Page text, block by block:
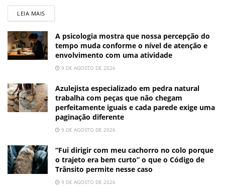
LEIA MAIS
A psicologia mostra que nossa percepção do
tempo muda conforme o nível de atenção e
envolvimento com uma atividade
9 DE AGOSTO DE 2026
Azulejista especializado em pedra natural
trabalha com peças que não chegam
perfeitamente iguais e cada parede exige uma
paginação diferente
9 DE AGOSTO DE 2026
“Fui dirigir com meu cachorro no colo porque
o trajeto era bem curto” o que o Código de
Trânsito permite nesse caso
9 DE AGOSTO DE 2026